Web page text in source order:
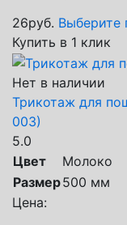
26руб. Выберите
Купить в 1 клик
Нет в наличии
Трикотаж для
003)
5.0
Цвет
Молоко
Размер500 мм
Цена: